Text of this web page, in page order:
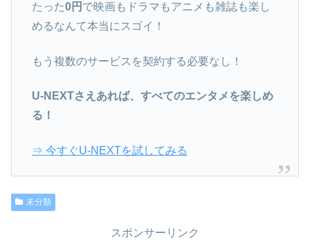
たった0円 で映画もドラマもアニメも雑誌も楽し
めるなんて本当にスゴイ！
もう複数のサービスを契約する必要なし！
U-NEXTさえあれば、すべてのエンタメを楽しめ
る！
⇒ 今すぐU-NEXTを試してみる
未分類
スポンサーリンク